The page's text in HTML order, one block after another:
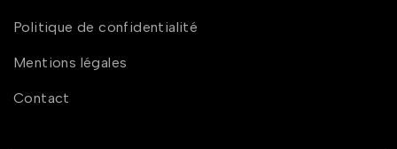
Politique de confidentialité
Mentions légales
Contact